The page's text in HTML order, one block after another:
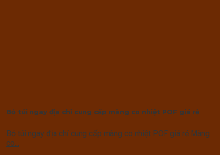
Bỏ túi ngay địa chỉ cung cấp màng co nhiệt POF giá rẻ
Bỏ túi ngay địa chỉ cung cấp màng co nhiệt POF giá rẻ Màng
co...